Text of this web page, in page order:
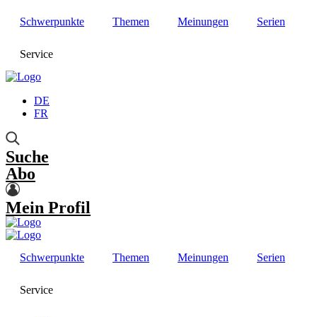
Schwerpunkte Themen Meinungen Serien
Service
DE
FR
Suche
Abo
Mein Profil
Schwerpunkte Themen Meinungen Serien
Service